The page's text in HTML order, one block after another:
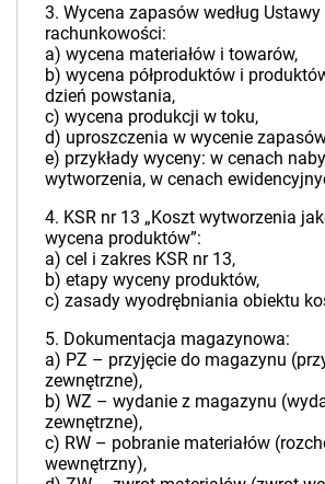
3. Wycena zapasów według Ustawy
rachunkowości:
a) wycena materiałów i towarów,
b) wycena półproduktów i
dzień powstania,
c) wycena produkcji w toku,
d) uproszczenia w wycenie
e) przykłady wyceny: w cenach
wytworzenia, w cenach
4. KSR nr 13 „Koszt wytworzenia
wycena produktów”:
a) cel i zakres KSR nr 13,
b) etapy wyceny produktów,
c) zasady wyodrębniania obiektu
5. Dokumentacja magazynowa:
a) PZ – przyjęcie do magazynu
zewnętrzne),
b) WZ – wydanie z magazynu
zewnętrzne),
c) RW – pobranie materiałów
wewnętrzny),